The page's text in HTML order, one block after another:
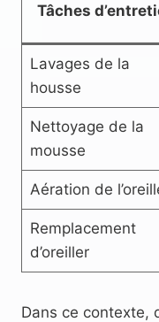
Tâches
Lavages de la
housse
Nettoyage de la
mousse
Aération de
Remplacement
d’oreiller
Dans ce contexte,